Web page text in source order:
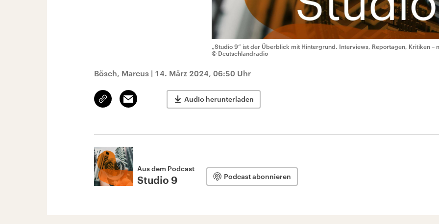
„Studio 9“ ist der Überblick mit Hintergrund. Interviews, Reportagen, Kritiken –
© Deutschlandradio
Bösch, Marcus | 14. März 2024, 06:50 Uhr
Link
kopieren/teilen
Email Audio herunterladen
Aus dem Podcast
Studio 9 Podcast abonnieren